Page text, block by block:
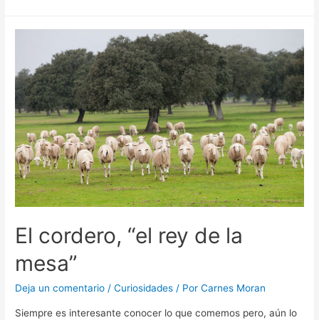
El cordero, “el rey de la
mesa”
Deja un comentario /Curiosidades / PorCarnes Moran
Siempre es interesante conocer lo que comemos pero, aún lo